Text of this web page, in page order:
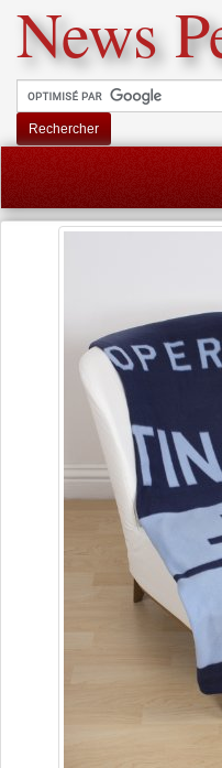
News
Rechercher